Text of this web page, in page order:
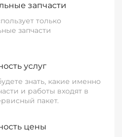
запчасти
только
запчасти
услуг
знать, какие именно
и работы входят в
пакет.
цены